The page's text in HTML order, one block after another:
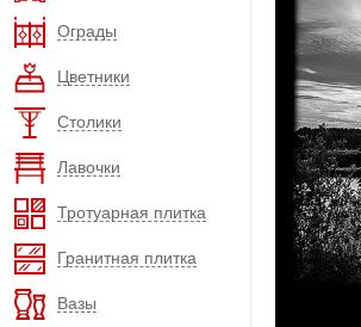
Ограды
Цветники
Столики
Лавочки
Тротуарная плитка
Гранитная плитка
Вазы